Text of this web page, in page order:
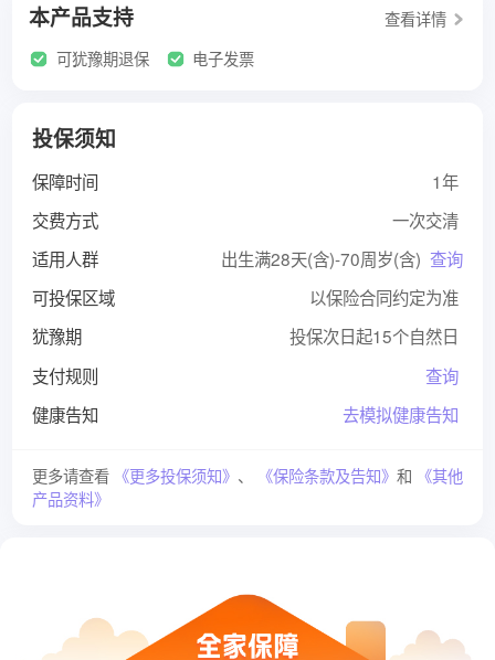
本产品支持
查看详情
可犹豫期退保
电子发票
投保须知
保障时间
1年
交费方式
一次交清
适用人群
出生满28天(含)-70周岁(含) 查询
可投保区域
以保险合同约定为准
犹豫期
投保次日起15个自然日
支付规则
查询
健康告知
去模拟健康告知
更多请查看 《更多投保须知》 、 《保险条款及告知》 和 《其他
产品资料》